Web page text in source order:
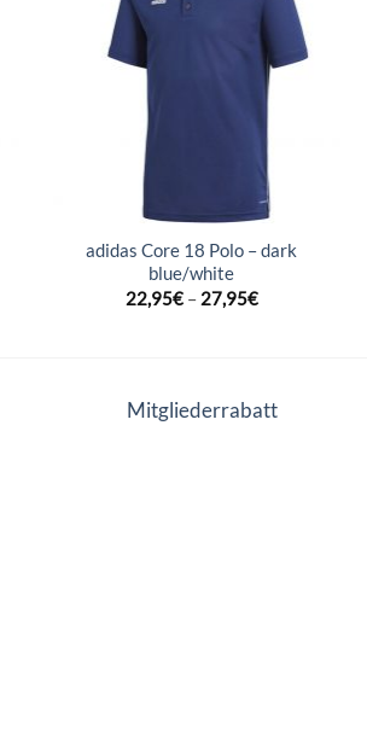
adidas Core 18 Polo – dark
blue/white
22,95€– 27,95€
Mitgliederrabatt